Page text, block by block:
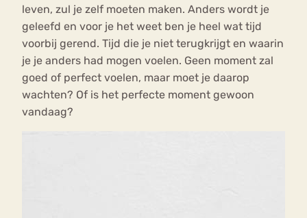
leven, zul je zelf moeten maken. Anders wordt je
geleefd en voor je het weet ben je heel wat tijd
voorbij gerend. Tijd die je niet terugkrijgt en waarin
je je anders had mogen voelen. Geen moment zal
goed of perfect voelen, maar moet je daarop
wachten? Of is het perfecte moment gewoon
vandaag?